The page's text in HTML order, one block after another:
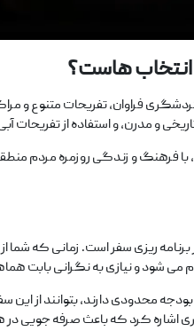
هاست؟
فراوان، تفریحات متنوع و
و مدرن، و استفاده از تفریحات
با فرهنگ و زندگی روزمره مردم
برنامه ‌ریزی سفر است. زمانی که شما
می ‌شود و نیازی به نگرانی بابت
محدودی دارند، بتوانند از
اشاره کرد که باعث صرفه‌ جویی